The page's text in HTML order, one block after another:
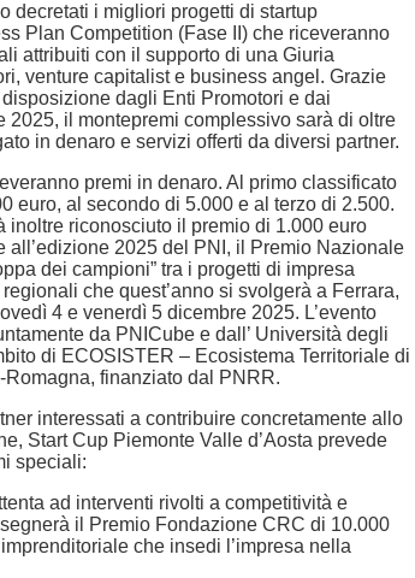
decretati i migliori progetti di startup
Plan Competition (Fase II) che riceveranno
attribuiti con il supporto di una Giuria
venture capitalist e business angel. Grazie
dagli Enti Promotori e dai
2025, il montepremi complessivo sarà di oltre
in denaro e servizi offerti da diversi partner.
premi in denaro. Al primo classificato
euro, al secondo di 5.000 e al terzo di 2.500.
inoltre riconosciuto il premio di 1.000 euro
all’edizione 2025 del PNI, il Premio Nazionale
dei campioni” tra i progetti di impresa
che quest’anno si svolgerà a Ferrara,
4 e venerdì 5 dicembre 2025. L’evento
da PNICube e dall’ Università degli
di ECOSISTER – Ecosistema Territoriale di
Romagna, finanziato dal PNRR.
interessati a contribuire concretamente allo
Start Cup Piemonte Valle d’Aosta prevede
speciali:
ad interventi rivolti a competitività e
il Premio Fondazione CRC di 10.000
che insedi l’impresa nella